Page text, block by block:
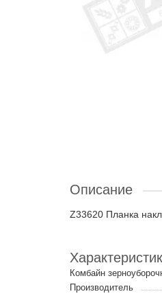
Описание
Z33620 Планка
Комбайн
Производитель